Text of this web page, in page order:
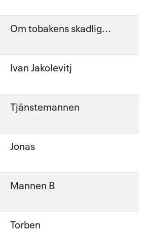
Om tobakens skadlig...
Ivan Jakolevitj
Tjänstemannen
Jonas
Mannen B
Torben